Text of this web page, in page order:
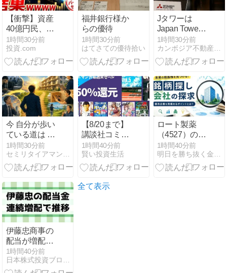
【衝撃】資産
40億円民、暴
落でオルカン
4億円買った
結果ｗｗｗｗ
1時間30分前
投資.com
福井銀行様か
らの優待
1時間30分前
はてさての優待拾い
Jタワーは
Japan Tower
だから。東京
タワーと同じ
高さ333mのJ
三菱との新た
な挑戦！
1時間30分前
今 自分が歩い
ている道は 自
分で選んだも
の・・・・
1時間30分前
【8/20まで】
講談社コミッ
クス 88円セー
ル開催中！
『ザ・ファブ
ラ』『宇宙兄
1時間40分前
賢い投資生活
ロート製薬
（4527）の株
価上昇率と強
みを分析！目
薬だけではな
1時間40分前
伊藤忠商事の
配当が増配推
移・株価は下
落場面もある
が上昇が強い
1時間40分前
日本株式投資ブログ｜コツコツ堅実に稼ぐ！
全て表示